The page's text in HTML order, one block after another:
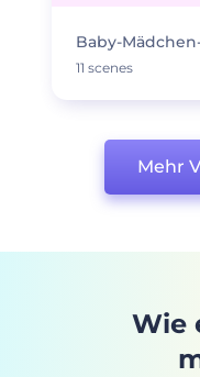
Baby-
11 scenes
Mehr
Wie